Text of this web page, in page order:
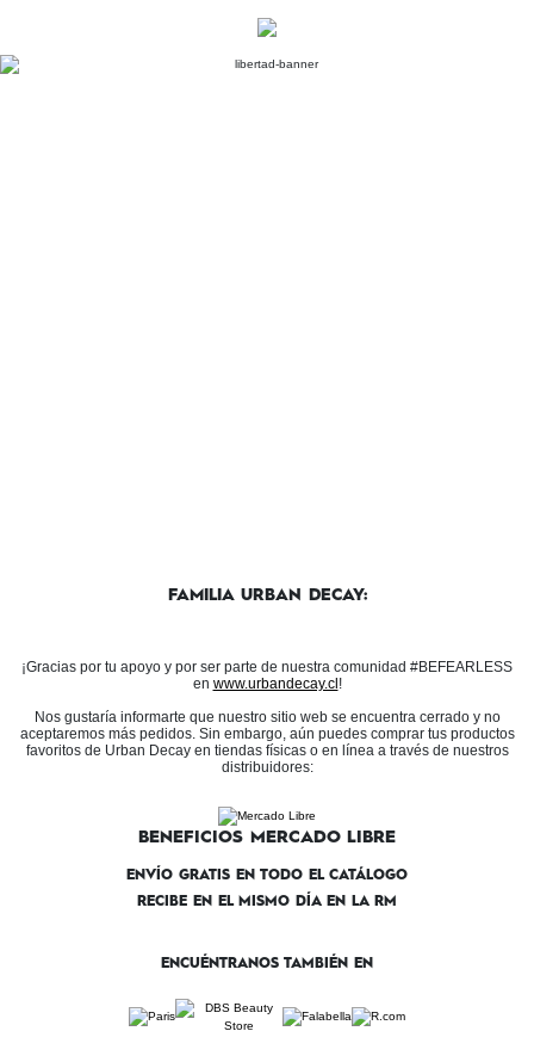
FAMILIA URBAN DECAY:
¡Gracias por tu apoyo y por ser parte de nuestra comunidad #BEFEARLESS
en www.urbandecay.cl !
Nos gustaría informarte que nuestro sitio web se encuentra cerrado y no
aceptaremos más pedidos. Sin embargo, aún puedes comprar tus productos
favoritos de Urban Decay en tiendas físicas o en línea a través de nuestros
distribuidores:
BENEFICIOS MERCADO LIBRE
ENVÍO GRATIS EN TODO EL CATÁLOGO
RECIBE EN EL MISMO DÍA EN LA RM
ENCUÉNTRANOS TAMBIÉN EN